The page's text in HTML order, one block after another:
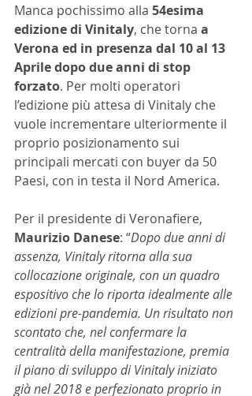
Manca pochissimo alla 54esima
edizione di Vinitaly, che torna a
Verona ed in presenza dal 10 al 13
Aprile dopo due anni di stop
forzato. Per molti operatori
l’edizione più attesa di Vinitaly che
vuole incrementare ulteriormente il
proprio posizionamento sui
principali mercati con buyer da 50
Paesi, con in testa il Nord America.
Per il presidente di Veronafiere,
Maurizio Danese: “Dopo due anni di
assenza, Vinitaly ritorna alla sua
collocazione originale, con un quadro
espositivo che lo riporta idealmente alle
edizioni pre-pandemia. Un risultato non
scontato che, nel confermare la
centralità della manifestazione, premia
il piano di sviluppo di Vinitaly iniziato
già nel 2018 e perfezionato proprio in